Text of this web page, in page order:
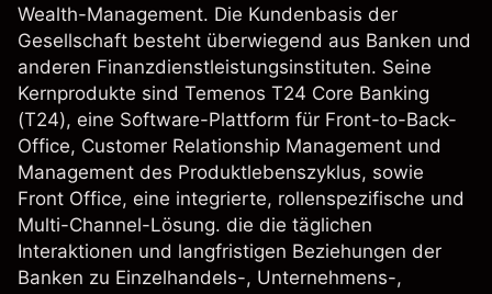
Wealth-Management. Die Kundenbasis der
Gesellschaft besteht überwiegend aus Banken und
anderen Finanzdienstleistungsinstituten. Seine
Kernprodukte sind Temenos T24 Core Banking
(T24), eine Software-Plattform für Front-to-Back-
Office, Customer Relationship Management und
Management des Produktlebenszyklus, sowie
Front Office, eine integrierte, rollenspezifische und
Multi-Channel-Lösung. die die täglichen
Interaktionen und langfristigen Beziehungen der
Banken zu Einzelhandels-, Unternehmens-,